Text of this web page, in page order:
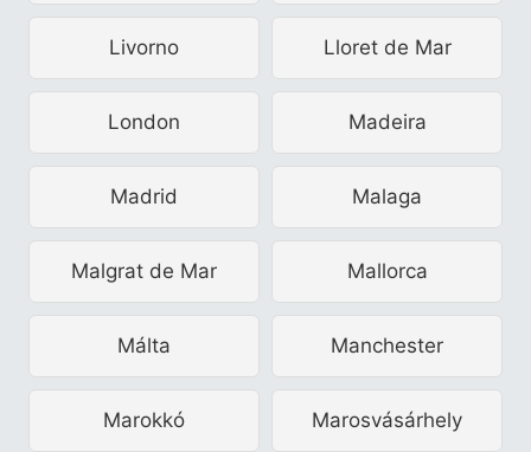
Livorno Lloret de Mar
London Madeira
Madrid Malaga
Malgrat de Mar Mallorca
Málta Manchester
Marokkó Marosvásárhely